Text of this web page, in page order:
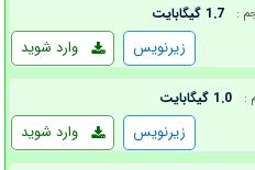
: 1.7 گیگابایت
وارد شوید زیرنویس
: 1.0 گیگابایت
وارد شوید زیرنویس